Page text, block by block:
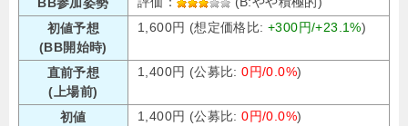
BB参加姿勢
初値予想
(BB開始時)
1,600円 (想定価格比: +300円/+23.1%)
直前予想
(上場前)
1,400円 (公募比:0円/0.0%)
初値 1,400円 (公募比:0円/0.0%)